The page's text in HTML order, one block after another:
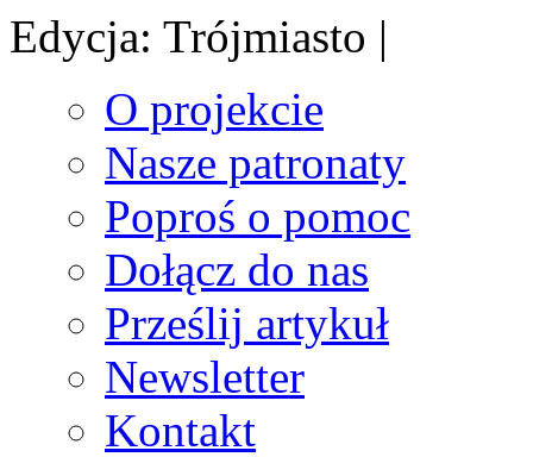
Edycja: Trójmiasto |
O projekcie
Nasze patronaty
Poproś o pomoc
Dołącz do nas
Prześlij artykuł
Newsletter
Kontakt